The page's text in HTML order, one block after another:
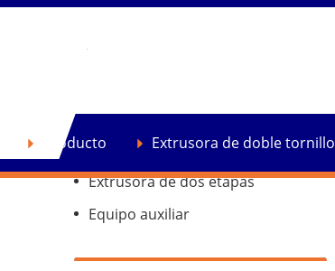
Producto Extrusora de doble tornillo
Extrusora de doble tornillo
Extrusora de reciclaje de plástico
Extrusora de dos etapas
Equipo auxiliar